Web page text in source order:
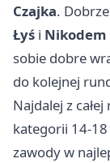
Czajka.
Łyś i Nikodem
sobie dobre
do kolejnej
Najdalej z
kategorii 14-18
zawody w